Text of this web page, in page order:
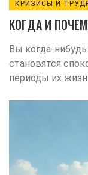
КРИЗИСЫ И
КОГДА И
Вы когда-
становятся
периоды их
практические
в воспитании